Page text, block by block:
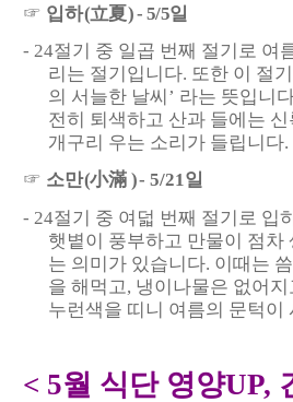
☞ 입하(立夏) - 5/5일
- 24절기 중 일곱 번째 절기로 여
리는 절기입니다. 또한 이 절
의 서늘한 날씨 ’ 라는 뜻입니
전히 퇴색하고 산과 들에는
개구리 우는 소리가 들립니다.
☞ 소만(小滿 ) - 5/21 일
- 24절기 중 여덟 번째 절기로 입
햇볕이 풍부하고 만물이 점차
는 의미가 있습니다. 이때는
을 해먹고, 냉이나물은 없어
누런색을 띠니 여름의 문턱이
< 5월 식단 영양UP,